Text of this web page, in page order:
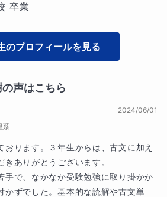
卒業
のプロフィールを見る
声はこちら
系
2024/06/01
おります。３年生からは、古文に加え
ありがとうございます。
手で、なかなか受験勉強に取り掛かか
かずでした。基本的な読解や古文単